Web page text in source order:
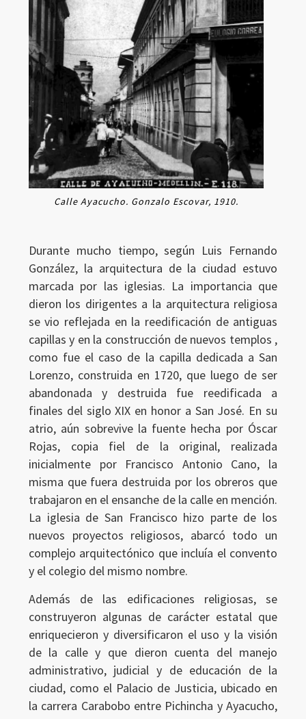
Calle Ayacucho. Gonzalo Escovar, 1910.
Durante mucho tiempo, según Luis Fernando
González, la arquitectura de la ciudad estuvo
marcada por las iglesias. La importancia que
dieron los dirigentes a la arquitectura religiosa
se vio reflejada en la reedificación de antiguas
capillas y en la construcción de nuevos templos ,
como fue el caso de la capilla dedicada a San
Lorenzo, construida en 1720, que luego de ser
abandonada y destruida fue reedificada a
finales del siglo XIX en honor a San José. En su
atrio, aún sobrevive la fuente hecha por Óscar
Rojas, copia fiel de la original, realizada
inicialmente por Francisco Antonio Cano, la
misma que fuera destruida por los obreros que
trabajaron en el ensanche de la calle en mención.
La iglesia de San Francisco hizo parte de los
nuevos proyectos religiosos, abarcó todo un
complejo arquitectónico que incluía el convento
y el colegio del mismo nombre.
Además de las edificaciones religiosas, se
construyeron algunas de carácter estatal que
enriquecieron y diversificaron el uso y la visión
de la calle y que dieron cuenta del manejo
administrativo, judicial y de educación de la
ciudad, como el Palacio de Justicia, ubicado en
la carrera Carabobo entre Pichincha y Ayacucho,